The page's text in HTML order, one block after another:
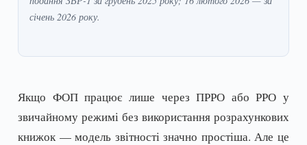
січень 2026 року.
Якщо ФОП працює лише через ПРРО або РРО у
звичайному режимі без використання розрахункових
книжок — модель звітності значно простіша. Але це